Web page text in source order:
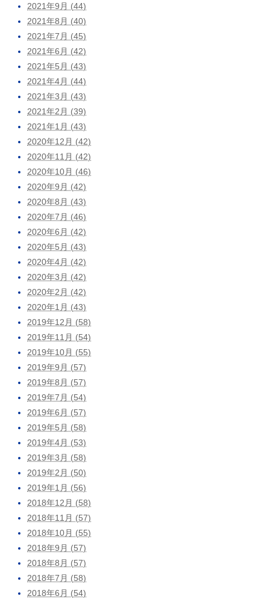
2021年9月 (44)
2021年8月 (40)
2021年7月 (45)
2021年6月 (42)
2021年5月 (43)
2021年4月 (44)
2021年3月 (43)
2021年2月 (39)
2021年1月 (43)
2020年12月 (42)
2020年11月 (42)
2020年10月 (46)
2020年9月 (42)
2020年8月 (43)
2020年7月 (46)
2020年6月 (42)
2020年5月 (43)
2020年4月 (42)
2020年3月 (42)
2020年2月 (42)
2020年1月 (43)
2019年12月 (58)
2019年11月 (54)
2019年10月 (55)
2019年9月 (57)
2019年8月 (57)
2019年7月 (54)
2019年6月 (57)
2019年5月 (58)
2019年4月 (53)
2019年3月 (58)
2019年2月 (50)
2019年1月 (56)
2018年12月 (58)
2018年11月 (57)
2018年10月 (55)
2018年9月 (57)
2018年8月 (57)
2018年7月 (58)
2018年6月 (54)